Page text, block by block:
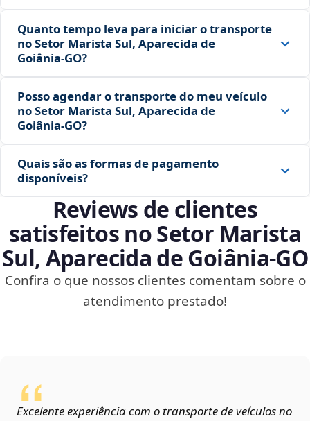
Quanto tempo leva para iniciar o transporte
no Setor Marista Sul, Aparecida de
Goiânia‑GO?
Posso agendar o transporte do meu veículo
no Setor Marista Sul, Aparecida de
Goiânia‑GO?
Quais são as formas de pagamento
disponíveis?
Reviews de clientes
satisfeitos no Setor Marista
Sul, Aparecida de Goiânia‑GO
Confira o que nossos clientes comentam sobre o
atendimento prestado!
Excelente experiência com o transporte de veículos no